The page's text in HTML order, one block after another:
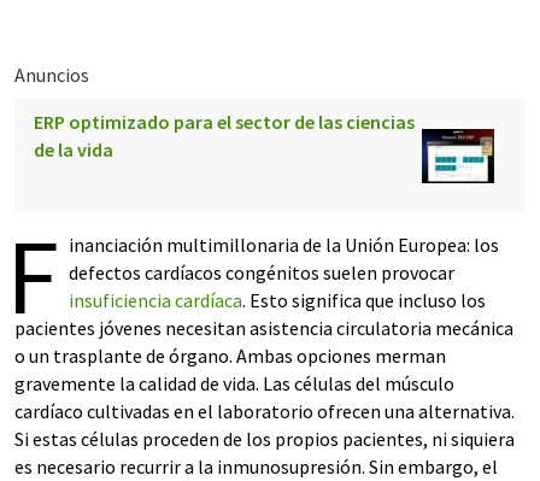
Anuncios
ERP optimizado para el sector de las ciencias
de la vida
F inanciación multimillonaria de la Unión Europea: los
defectos cardíacos congénitos suelen provocar
insuficiencia cardíaca. Esto significa que incluso los
pacientes jóvenes necesitan asistencia circulatoria mecánica
o un trasplante de órgano. Ambas opciones merman
gravemente la calidad de vida. Las células del músculo
cardíaco cultivadas en el laboratorio ofrecen una alternativa.
Si estas células proceden de los propios pacientes, ni siquiera
es necesario recurrir a la inmunosupresión. Sin embargo, el